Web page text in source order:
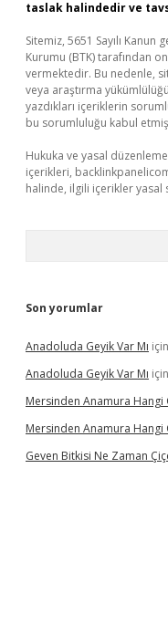
taslak halindedir ve
Sitemiz, 5651 Sayılı
Kurumu (BTK) tarafından
vermektedir. Bu nedenle,
veya araştırma
yazdıkları içeriklerin
bu sorumluluğu kabul etmiş
Hukuka ve yasal
içerikleri,
halinde, ilgili içerikler yasal
Son yorumlar
Anadoluda Geyik Var Mı için
Anadoluda Geyik Var Mı için
Mersinden Anamura
Mersinden Anamura
Geven Bitkisi Ne Zaman